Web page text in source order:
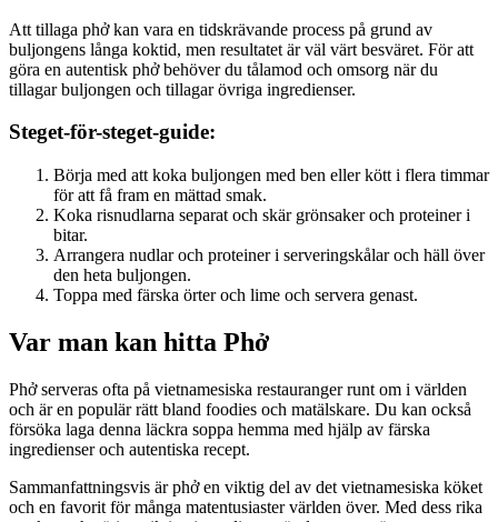
Att tillaga phở kan vara en tidskrävande process på grund av
buljongens långa koktid, men resultatet är väl värt besväret. För att
göra en autentisk phở behöver du tålamod och omsorg när du
tillagar buljongen och tillagar övriga ingredienser.
Steget-för-steget-guide:
Börja med att koka buljongen med ben eller kött i flera timmar
för att få fram en mättad smak.
Koka risnudlarna separat och skär grönsaker och proteiner i
bitar.
Arrangera nudlar och proteiner i serveringskålar och häll över
den heta buljongen.
Toppa med färska örter och lime och servera genast.
Var man kan hitta Phở
Phở serveras ofta på vietnamesiska restauranger runt om i världen
och är en populär rätt bland foodies och matälskare. Du kan också
försöka laga denna läckra soppa hemma med hjälp av färska
ingredienser och autentiska recept.
Sammanfattningsvis är phở en viktig del av det vietnamesiska köket
och en favorit för många matentusiaster världen över. Med dess rika